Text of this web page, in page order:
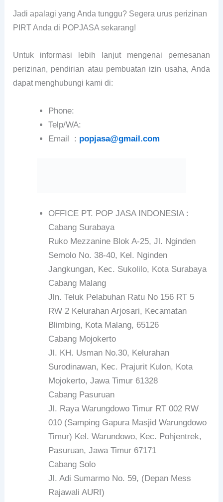
Jadi apalagi yang Anda tunggu? Segera urus perizinan
PIRT Anda di POPJASA sekarang!
Untuk informasi lebih lanjut mengenai pemesanan
perizinan, pendirian atau pembuatan izin usaha, Anda
dapat menghubungi kami di:
Phone:
Telp/WA:
Email : popjasa@gmail.com
OFFICE PT. POP JASA INDONESIA :
Cabang Surabaya
Ruko Mezzanine Blok A-25, Jl. Nginden
Semolo No. 38-40, Kel. Nginden
Jangkungan, Kec. Sukolilo, Kota Surabaya
Cabang Malang
Jln. Teluk Pelabuhan Ratu No 156 RT 5
RW 2 Kelurahan Arjosari, Kecamatan
Blimbing, Kota Malang, 65126
Cabang Mojokerto
Jl. KH. Usman No.30, Kelurahan
Surodinawan, Kec. Prajurit Kulon, Kota
Mojokerto, Jawa Timur 61328
Cabang Pasuruan
Jl. Raya Warungdowo Timur RT 002 RW
010 (Samping Gapura Masjid Warungdowo
Timur) Kel. Warundowo, Kec. Pohjentrek,
Pasuruan, Jawa Timur 67171
Cabang Solo
Jl. Adi Sumarmo No. 59, (Depan Mess
Rajawali AURI)